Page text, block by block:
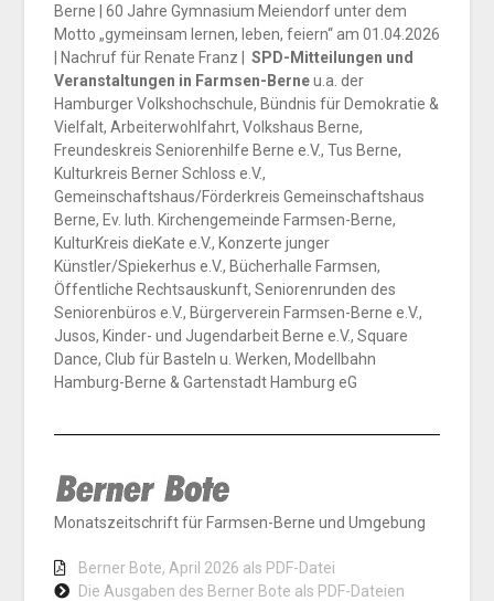
Berne | 60 Jahre Gymnasium Meiendorf unter dem
Motto „gymeinsam lernen, leben, feiern“ am 01.04.2026
| Nachruf für Renate Franz |
SPD-Mitteilungen und
Veranstaltungen in Farmsen-Berneu.a. der
Hamburger Volkshochschule, Bündnis für Demokratie &
Vielfalt, Arbeiterwohlfahrt, Volkshaus Berne,
Freundeskreis Seniorenhilfe Berne e.V., Tus Berne,
Kulturkreis Berner Schloss e.V.,
Gemeinschaftshaus/Förderkreis Gemeinschaftshaus
Berne, Ev. luth. Kirchengemeinde Farmsen-Berne,
KulturKreis dieKate e.V., Konzerte junger
Künstler/Spiekerhus e.V., Bücherhalle Farmsen,
Öffentliche Rechtsauskunft, Seniorenrunden des
Seniorenbüros e.V., Bürgerverein Farmsen-Berne e.V.,
Jusos, Kinder- und Jugendarbeit Berne e.V., Square
Dance, Club für Basteln u. Werken, Modellbahn
Hamburg-Berne & Gartenstadt Hamburg eG
Monatszeitschrift für Farmsen-Berne und Umgebung
Berner Bote, April 2026 als PDF-Datei
Die Ausgaben des Berner Bote als PDF-Dateien